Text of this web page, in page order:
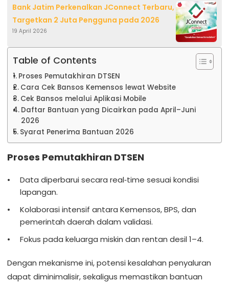
Bank Jatim Perkenalkan JConnect Terbaru,
Targetkan 2 Juta Pengguna pada 2026
19 April 2026
Table of Contents
Proses Pemutakhiran DTSEN
Cara Cek Bansos Kemensos lewat Website
Cek Bansos melalui Aplikasi Mobile
Daftar Bantuan yang Dicairkan pada April–Juni
2026
Syarat Penerima Bantuan 2026
Proses Pemutakhiran DTSEN
Data diperbarui secara real‑time sesuai kondisi
lapangan.
Kolaborasi intensif antara Kemensos, BPS, dan
pemerintah daerah dalam validasi.
Fokus pada keluarga miskin dan rentan desil 1–4.
Dengan mekanisme ini, potensi kesalahan penyaluran
dapat diminimalisir, sekaligus memastikan bantuan